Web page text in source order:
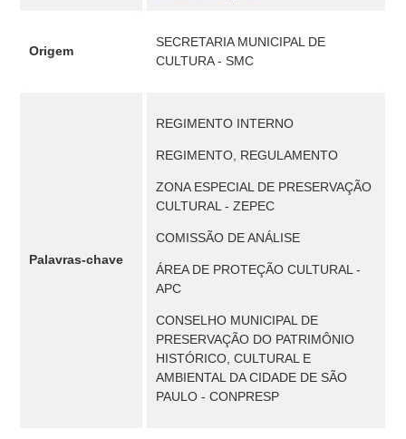
Origem
SECRETARIA MUNICIPAL DE
CULTURA - SMC
Palavras-chave
REGIMENTO INTERNO
REGIMENTO, REGULAMENTO
ZONA ESPECIAL DE PRESERVAÇÃO
CULTURAL - ZEPEC
COMISSÃO DE ANÁLISE
ÁREA DE PROTEÇÃO CULTURAL -
APC
CONSELHO MUNICIPAL DE
PRESERVAÇÃO DO PATRIMÔNIO
HISTÓRICO, CULTURAL E
AMBIENTAL DA CIDADE DE SÃO
PAULO - CONPRESP